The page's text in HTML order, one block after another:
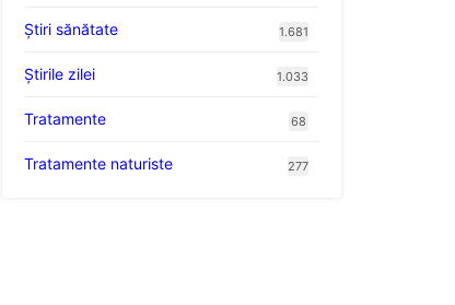
Ştiri sănătate 1.681
Știrile zilei 1.033
Tratamente 68
Tratamente naturiste 277